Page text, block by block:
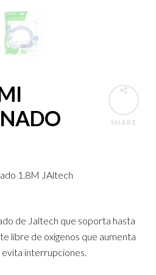
SHARE
1.8M JAltech
de Jaltech que soporta hasta
libre de oxígenos que aumenta
interrupciones.